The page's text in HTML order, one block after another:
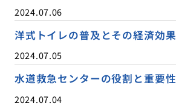
2024.07.06
洋式トイレの普及とその経済効果
2024.07.05
水道救急センターの役割と重要性
2024.07.04